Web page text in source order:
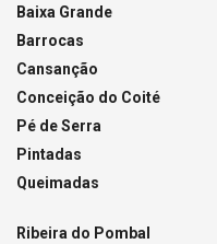
Baixa Grande
Barrocas
Cansanção
Conceição do Coité
Pé de Serra
Pintadas
Queimadas
Ribeira do Pombal